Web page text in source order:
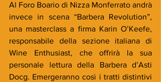
Al Foro Boario di Nizza Monferrato andrà
invece in scena “Barbera Revolution”,
una masterclass a firma Karin O’Keefe,
responsabile della sezione italiana di
Wine Enthusiast, che offrirà la sua
personale lettura della Barbera d’Asti
Docg. Emergeranno così i tratti distintivi